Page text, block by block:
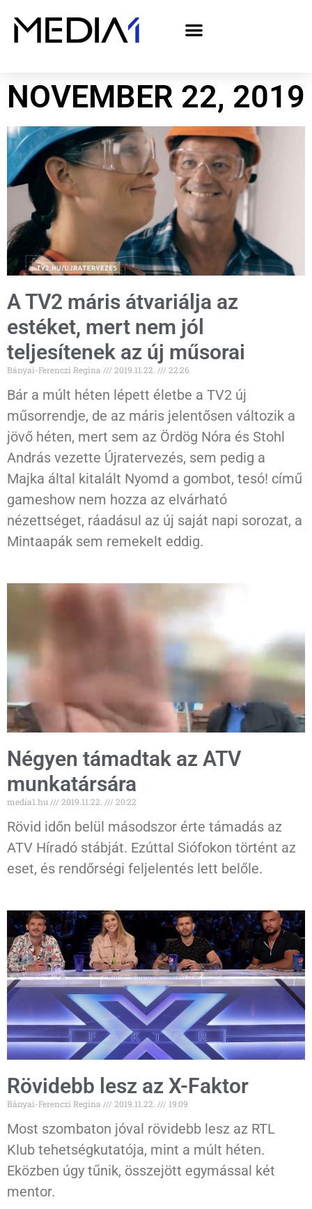
NOVEMBER 22, 2019
A TV2 máris átvariálja az
estéket, mert nem jól
teljesítenek az új műsorai
Bányai-Ferenczi Regina 2019.11.22. 22:26
Bár a múlt héten lépett életbe a TV2 új
műsorrendje, de az máris jelentősen változik a
jövő héten, mert sem az Ördög Nóra és Stohl
András vezette Újratervezés, sem pedig a
Majka által kitalált Nyomd a gombot, tesó! című
gameshow nem hozza az elvárható
nézettséget, ráadásul az új saját napi sorozat, a
Mintaapák sem remekelt eddig.
Négyen támadtak az ATV
munkatársára
media1.hu 2019.11.22. 20:22
Rövid időn belül másodszor érte támadás az
ATV Híradó stábját. Ezúttal Siófokon történt az
eset, és rendőrségi feljelentés lett belőle.
Rövidebb lesz az X-Faktor
Bányai-Ferenczi Regina 2019.11.22. 19:09
Most szombaton jóval rövidebb lesz az RTL
Klub tehetségkutatója, mint a múlt héten.
Eközben úgy tűnik, összejött egymással két
mentor.